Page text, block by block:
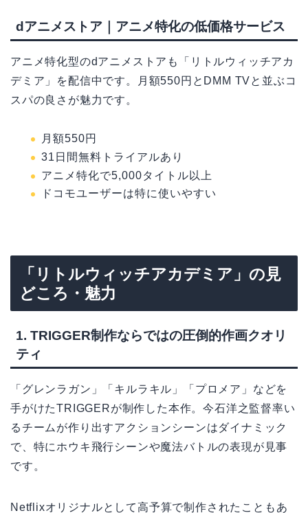
dアニメストア｜アニメ特化の低価格サービス
アニメ特化型のdアニメストアも「リトルウィッチアカ
デミア」を配信中です。月額550円とDMM TVと並ぶコ
スパの良さが魅力です。
月額550円
31日間無料トライアルあり
アニメ特化で5,000タイトル以上
ドコモユーザーは特に使いやすい
「リトルウィッチアカデミア」の見
どころ・魅力
1. TRIGGER制作ならではの圧倒的作画クオリ
ティ
「グレンラガン」「キルラキル」「プロメア」などを
手がけたTRIGGERが制作した本作。今石洋之監督率い
るチームが作り出すアクションシーンはダイナミック
で、特にホウキ飛行シーンや魔法バトルの表現が見事
です。
Netflixオリジナルとして高予算で制作されたこともあ